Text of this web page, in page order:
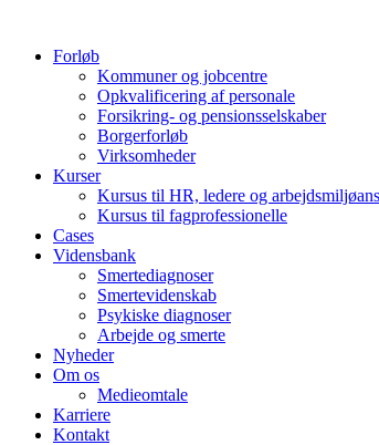
indholdForløb
Kommuner og jobcentre
Opkvalificering af personale
Forsikring- og pensionsselskaber
Borgerforløb
Virksomheder
Kurser
Kursus til HR, ledere og
Kursus til fagprofessionelle
Cases
Vidensbank
Smertediagnoser
Smertevidenskab
Psykiske diagnoser
Arbejde og smerte
Nyheder
Om os
Medieomtale
Karriere
Kontakt